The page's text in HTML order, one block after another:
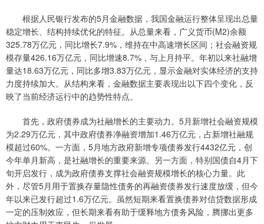
根据人民银行发布的5月金融数据，我国金融运行整体呈现出总量
稳定增长、结构持续优化的特征。从总量来看，广义货币(M2)余额
325.78万亿元，同比增长7.9%，维持在中高速增长区间；社会融资规
模存量426.16万亿元，同比增速8.7%，与上月持平。年初以来社融增
量达18.63万亿元，同比多增3.83万亿元，显示金融对实体经济的支持
力度持续加大。从结构来看，金融数据主要表现出以下四个变化，反
映了当前经济运行中的趋势性特点。
首先，政府债券成为社融增长的主要动力。5月新增社会融资规模
为2.29万亿元，其中政府债券净融资增加1.46万亿元，占新增社融规
模超过60%。一方面，5月地方政府新增专项债券发行4432亿元，创
今年单月新高，是社融增长的重要来源。另一方面，特别国债自4月下
旬开启发行，成为政府债券支撑社会融资规模增长的核心力量。此
外，尽管5月用于置换存量隐性债务的再融资债券发行速度放缓，但今
年以来已发行超过1.6万亿元。虽然短期来看置换债券对信贷数据形成
一定的压制效应，但长期来看有助于缓释地方债务风险，腾挪出更多